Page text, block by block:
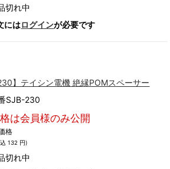
切れ中
にはログインが必要です
】テイシン電機 絶縁POMスペーサー
SJB-230
は会員様のみ公開
格
132 円)
切れ中